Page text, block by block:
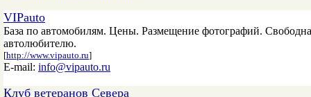
VIPauto
База по автомобилям. Цены. Размещение фотографий.
автолюбителю.
[http://www.vipauto.ru]
E-mail: info@vipauto.ru
Клуб ветеранов Севера